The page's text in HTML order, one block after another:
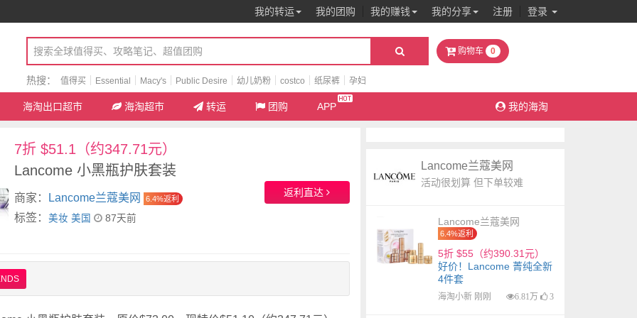
我的转运 我的团购 我的赚钱 我的分享 注册 登录
热搜： 值得买 Essential Macy's Public Desire 幼儿奶粉 costco 纸尿裤 孕妇
购物车 0
海淘出口超市 海淘超市 转运 团购 APP 我的海淘
7折 $51.1（约347.71元）
Lancome 小黑瓶护肤套装
返利直达
商家： Lancome兰蔻美网 6.4%返利
标签：美妆 美国 87天前
Lancome兰蔻美网
活动很划算 但下单较难
Lancome兰蔻美网
6.4%返利
5折 $55（约390.31元）
好价！Lancome 菁纯全新
4件套
海淘小新 刚刚 6.81万 3